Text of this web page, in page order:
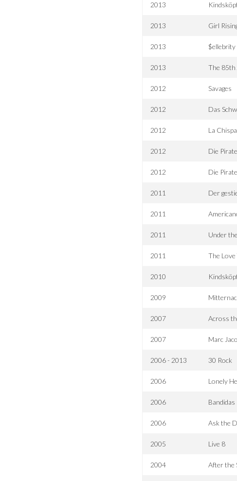
2013
2013 Girl
2013 $ellebrity
2013 The 85th
2012 Savages
2012 Das
2012 La
2012 Die
2012 Die
2011 Der
2011
2011 Under
2011 The
2010
2009
2007 Across
2007 Marc
2006 - 2013 30 Rock
2006 Lonely
2006 Bandidas
2006 Ask the
2005 Live 8
2004 After the